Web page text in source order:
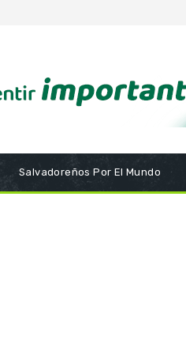
Salvadoreños Por El Mundo